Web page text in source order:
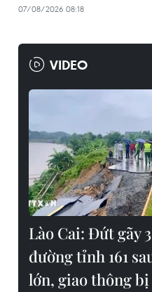
07/08/2026 08:18
VIDEO
Lào Cai: Đứt gãy
đường tỉnh 161
lớn, giao thông